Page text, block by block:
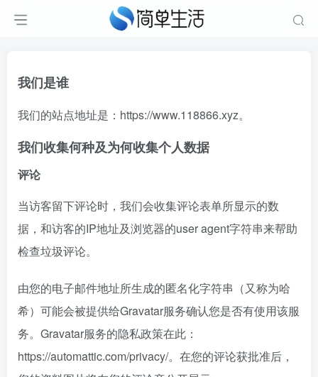
我们是谁
我们的站点地址是：https://www.118866.xyz。
我们收集何种及为何收集个人数据
评论
当访客留下评论时，我们会收集评论表单所显示的数
据，和访客的IP地址及浏览器的user agent字符串来帮助
检查垃圾评论。
由您的电子邮件地址所生成的匿名化字符串（又称为哈
希）可能会被提供给Gravatar服务确认您是否有使用该服
务。Gravatar服务的隐私政策在此：
https://automattic.com/privacy/。在您的评论获批准后，